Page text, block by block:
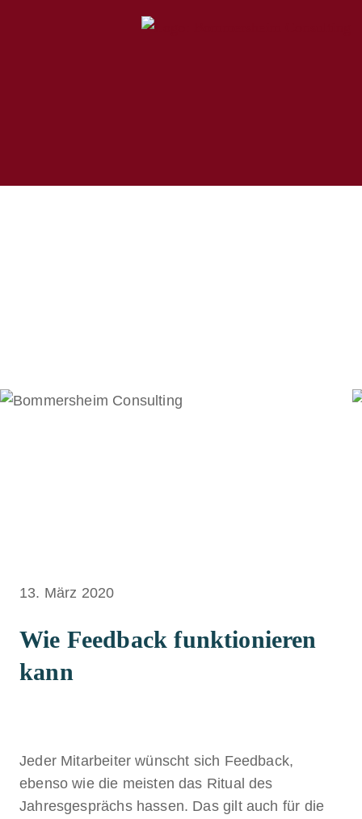
13. März 2020
Wie Feedback funktionieren
kann
Jeder Mitarbeiter wünscht sich Feedback,
ebenso wie die meisten das Ritual des
Jahresgesprächs hassen. Das gilt auch für die